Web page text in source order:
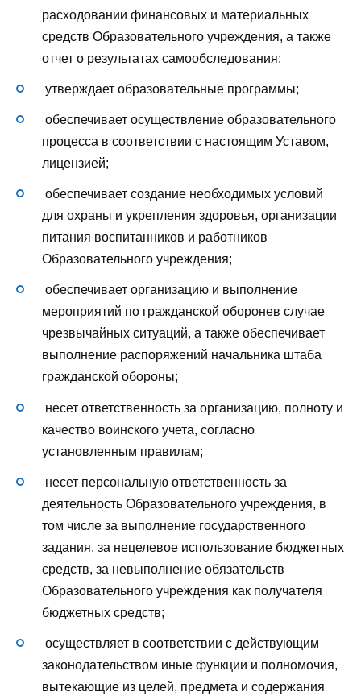
расходовании финансовых и материальных
средств Образовательного учреждения, а также
отчет о результатах самообследования;
утверждает образовательные программы;
обеспечивает осуществление образовательного
процесса в соответствии с настоящим Уставом,
лицензией;
обеспечивает создание необходимых условий
для охраны и укрепления здоровья, организации
питания воспитанников и работников
Образовательного учреждения;
обеспечивает организацию и выполнение
мероприятий по гражданской оборонев случае
чрезвычайных ситуаций, а также обеспечивает
выполнение распоряжений начальника штаба
гражданской обороны;
несет ответственность за организацию, полноту и
качество воинского учета, согласно
установленным правилам;
несет персональную ответственность за
деятельность Образовательного учреждения, в
том числе за выполнение государственного
задания, за нецелевое использование бюджетных
средств, за невыполнение обязательств
Образовательного учреждения как получателя
бюджетных средств;
осуществляет в соответствии с действующим
законодательством иные функции и полномочия,
вытекающие из целей, предмета и содержания